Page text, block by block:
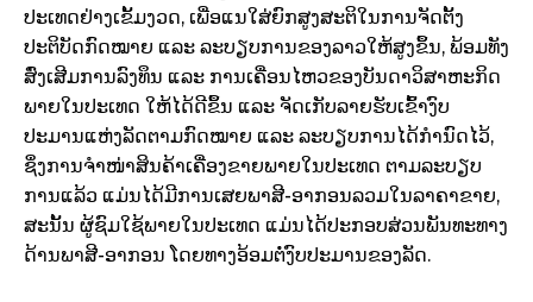
ປະເທດຢ່າງເຂັ້ມງວດ, ເພື່ອແນໃສ່ຍົກສູງສະຕິໃນການຈັດຕັ້ງ
ປະຕິບັດກົດໝາຍ ແລະ ລະບຽບການຂອງລາວໃຫ້ສູງຂຶ້ນ, ພ້ອມທັງ
ສົ່ງເສີມການລົງທຶນ ແລະ ການເຄື່ອນໄຫວຂອງບັນດາວິສາຫະກິດ
ພາຍໃນປະເທດ ໃຫ້ໄດ້ດີຂຶ້ນ ແລະ ຈັດເກັບລາຍຮັບເຂົ້າງົບ
ປະມານແຫ່ງລັດຕາມກົດໝາຍ ແລະ ລະບຽບການໄດ້ກຳນົດໄວ້,
ຊຶ່ງການຈຳໜ່າສິນຄ້າເຄື່ອງຂາຍພາຍໃນປະເທດ ຕາມລະບຽບ
ການແລ້ວ ແມ່ນໄດ້ມີການເສຍພາສີ-ອາກອນລວມໃນລາຄາຂາຍ,
ສະນັ້ນ ຜູ້ຊົມໃຊ້ພາຍໃນປະເທດ ແມ່ນໄດ້ປະກອບສ່ວນພັນທະທາງ
ດ້ານພາສີ-ອາກອນ ໂດຍທາງອ້ອມຕໍ່ງົບປະມານຂອງລັດ.